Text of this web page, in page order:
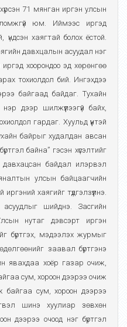
71 мянган иргэн улсын
юм. Иймээс иргэд
үндсэн хаягтай болох ёстой.
давхцалын асуудал нэг
хоорондоо эд хөрөнгөө
тохиолдол бий. Ингэхдээ
байгаад байдаг. Тухайн
дээр шилжүүлээгүй байх,
гардаг. Хуульд үүнтэй
байрыг худалдан авсан
байна” гэсэн хүсэлтийг
байдал илэрвэл
улсын байцаагчийн
хаягийг түдгэлзүүлнэ.
шийднэ. Засгийн
нутаг дэвсэрт иргэн
бүртгэх, мэдээлэх журмыг
заавал бүртгэнэ
явахдаа хоёр газар очиж,
сум, хороон дээрээ очиж
байгаа сум, хороон дээрээ
шинэ хуулиар зөвхөн
дээрээ очоод нэг бүртгэл